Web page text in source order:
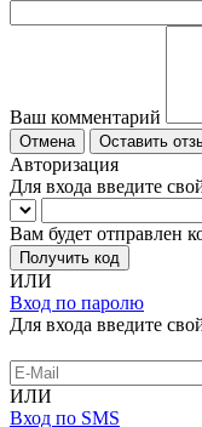
Ваш комментарий
Отмена Оставить
Авторизация
Для входа введите
Вам будет отправлен
Получить код
ИЛИ
Вход по паролю
Для входа введите
ИЛИ
Вход по SMS